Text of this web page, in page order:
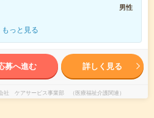
男性
もっと見る
募へ進む 詳しく見る
社 ケアサービス事業部 （医療福祉介護関連）